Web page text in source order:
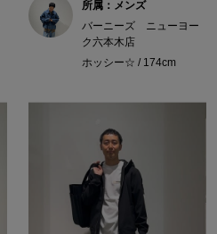
所属：メンズ
バーニーズ ニューヨー
ク六本木店
ホッシー☆ / 174cm